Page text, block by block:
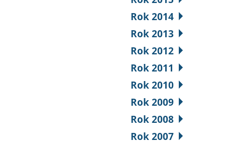
Rok 2014
Rok 2013
Rok 2012
Rok 2011
Rok 2010
Rok 2009
Rok 2008
Rok 2007